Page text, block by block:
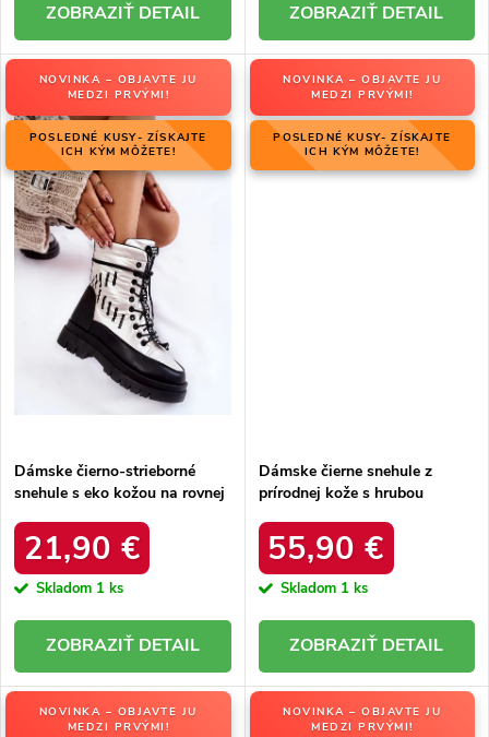
DETAIL DETAIL
NOVINKA – OBJAVTE JU
MEDZI PRVÝMI!
POSLEDNÉ KUSY- ZÍSKAJTE
ICH KÝM MÔŽETE!
Dámske čierno-strieborné
snehule s eko kožou na rovnej
34586 SREBRNY
21,90 €
Skladom 1 ks
DETAIL
NOVINKA – OBJAVTE JU
MEDZI PRVÝMI!
POSLEDNÉ KUSY- ZÍSKAJTE
ICH KÝM MÔŽETE!
Dámske čierne snehule z
prírodnej kože s hrubou
produktu OO274A206
55,90 €
Skladom 1 ks
DETAIL
NOVINKA – OBJAVTE JU
MEDZI PRVÝMI!
NOVINKA – OBJAVTE JU
MEDZI PRVÝMI!